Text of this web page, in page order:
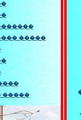
�����
�����